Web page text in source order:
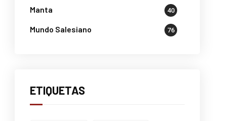
Manta 40
Mundo Salesiano 76
ETIQUETAS